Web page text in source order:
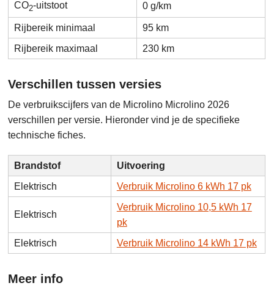
CO2-uitstoot 0 g/km
Rijbereik minimaal
95 km
Rijbereik maximaal
230 km
Verschillen tussen versies
De verbruikscijfers van de Microlino Microlino 2026
verschillen per versie. Hieronder vind je de specifieke
technische fiches.
Brandstof
Uitvoering
Elektrisch
Verbruik Microlino 6 kWh 17 pk
Elektrisch
Verbruik Microlino 10,5 kWh 17
pk
Elektrisch
Verbruik Microlino 14 kWh 17 pk
Meer info